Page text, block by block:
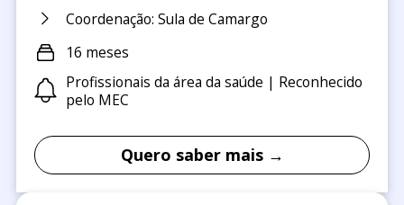
Coordenação: Sula de Camargo
16 meses
Profissionais da área da saúde | Reconhecido
pelo MEC
Quero saber mais →